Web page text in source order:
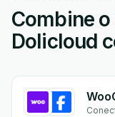
Combine
Dolicloud